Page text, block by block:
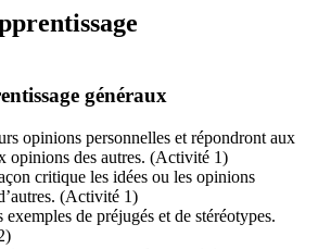
généraux
opinions personnelles et répondront aux
opinions des autres. (Activité 1)
critique les idées ou les opinions
(Activité 1)
de préjugés et de stéréotypes.